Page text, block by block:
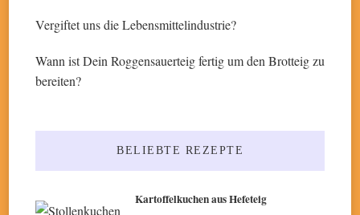
Vergiftet uns die Lebensmittelindustrie?
Wann ist Dein Roggensauerteig fertig um den Brotteig zu
bereiten?
BELIEBTE REZEPTE
Kartoffelkuchen aus Hefeteig